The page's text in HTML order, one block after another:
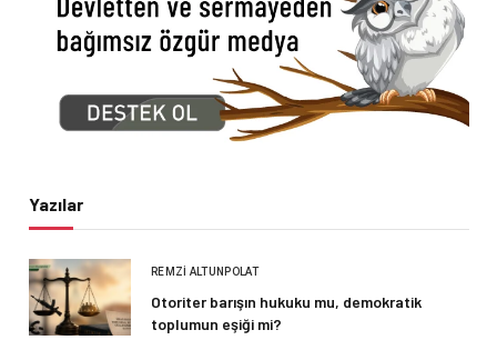
Yazılar
REMZI ALTUNPOLAT
Otoriter barışın hukuku mu, demokratik
toplumun eşiği mi?